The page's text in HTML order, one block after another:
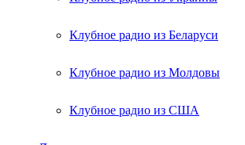
Клубное радио из Беларуси
Клубное радио из Молдовы
Клубное радио из США